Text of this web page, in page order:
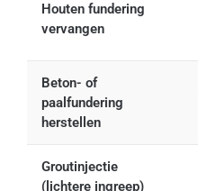
Houten fundering
vervangen
Beton- of
paalfundering
herstellen
Groutinjectie
(lichtere ingreep)